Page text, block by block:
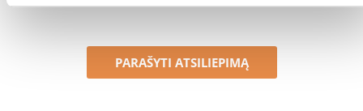
PARAŠYTI ATSILIEPIMĄ